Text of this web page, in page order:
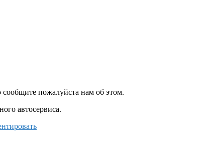
пожалуйста нам об этом.
автосервиса.